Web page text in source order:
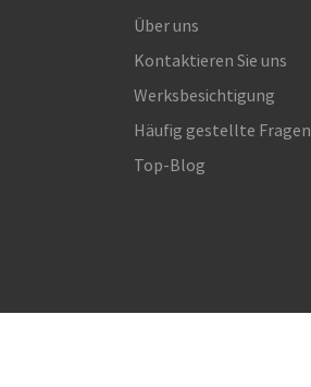
Über uns
Kontaktieren Sie uns
Werksbesichtigung
Häufig gestellte Fragen
Top-Blog